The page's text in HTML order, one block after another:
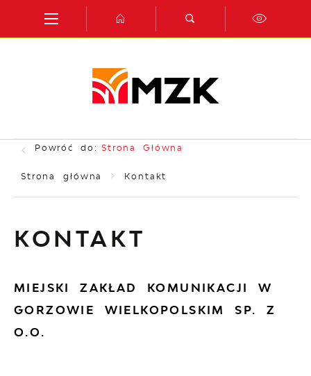
Przejdź do menu.
Przejdź do wyszukiwarki.
Przejdź do treści.
Przejdź do ustawień wielkości czcionki.
Włącz wersję kontrastową strony.
Powróć do: Strona Główna
Strona główna Kontakt
KONTAKT
MIEJSKI ZAKŁAD KOMUNIKACJI W
GORZOWIE WIELKOPOLSKIM SP. Z
O.O.